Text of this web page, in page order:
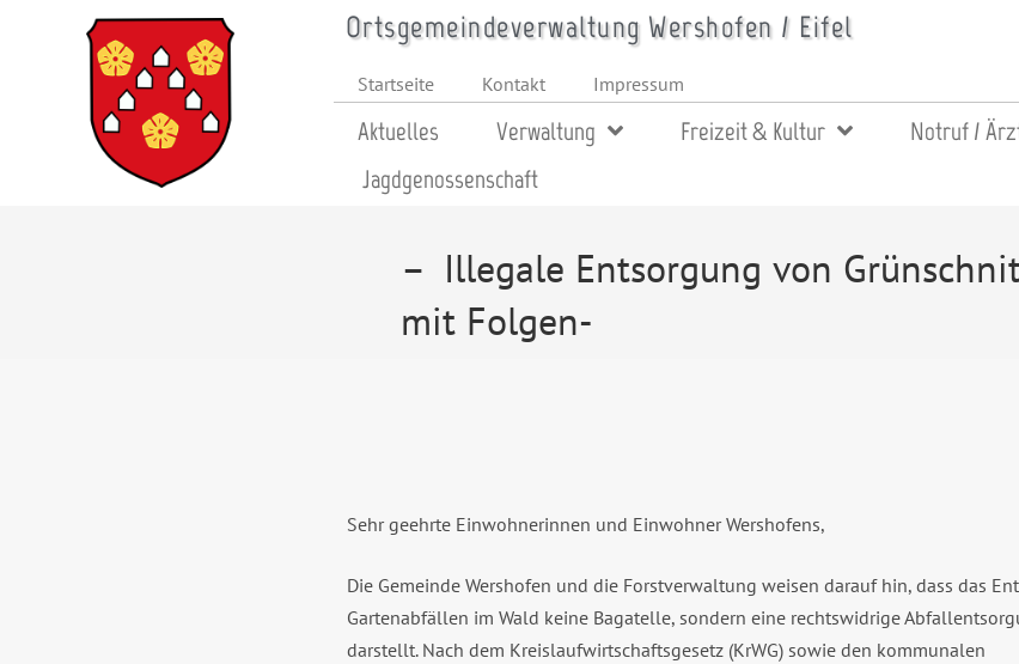
Ortsgemeindeverwaltung Wershofen / Eifel
Startseite Kontakt Impressum
Aktuelles Verwaltung Freizeit & Kultur Notruf /
Jagdgenossenschaft
– Illegale Entsorgung von
mit Folgen-
Sehr geehrte Einwohnerinnen und Einwohner Wershofens,
Die Gemeinde Wershofen und die Forstverwaltung weisen darauf hin, dass das
Gartenabfällen im Wald keine Bagatelle, sondern eine rechtswidrige
darstellt. Nach dem Kreislaufwirtschaftsgesetz (KrWG) sowie den kommunalen